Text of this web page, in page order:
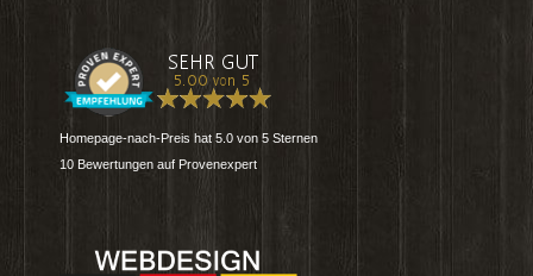
Homepage-nach-Preis hat 5.0 von 5 Sternen
10 Bewertungen auf Provenexpert